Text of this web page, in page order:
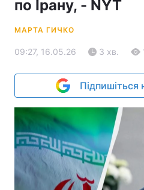
по Ірану, - NYT
МАРТА ГИЧКО
09:27, 16.05.26 3 хв.
Підпишіться